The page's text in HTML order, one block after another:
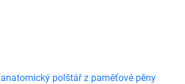
polštář z paměťové pěny